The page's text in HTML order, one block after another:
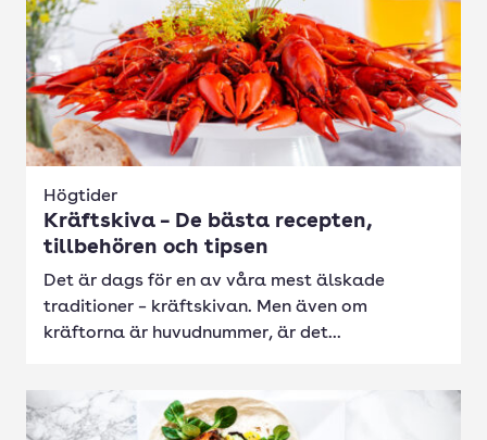
Högtider
Kräftskiva – De bästa recepten,
tillbehören och tipsen
Det är dags för en av våra mest älskade
traditioner – kräftskivan. Men även om
kräftorna är huvudnummer, är det...